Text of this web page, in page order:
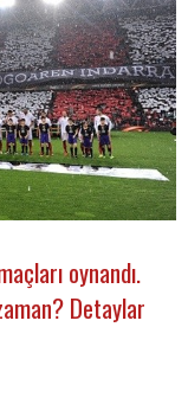
oynandı.
Detaylar